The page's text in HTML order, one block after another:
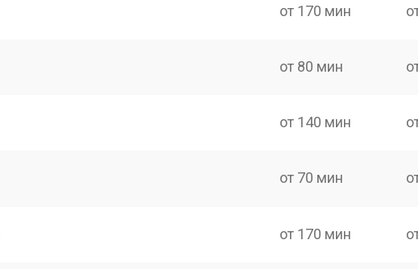
от 170 мин
от 80 мин
от 140 мин
от 70 мин
от 170 мин